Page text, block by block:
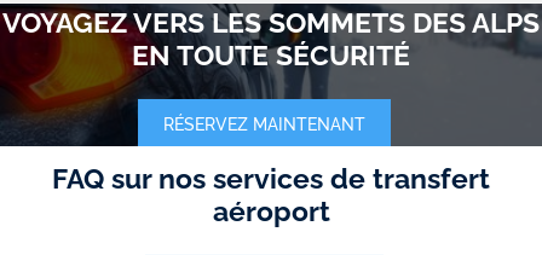
VOYAGEZ VERS LES SOMMETS DES ALPS
EN TOUTE SÉCURITÉ
RÉSERVEZ MAINTENANT
FAQ sur nos services de transfert
aéroport